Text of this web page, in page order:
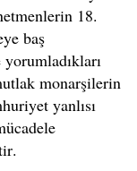
18.
baş
yorumladıkları
monarşilerin
yanlısı